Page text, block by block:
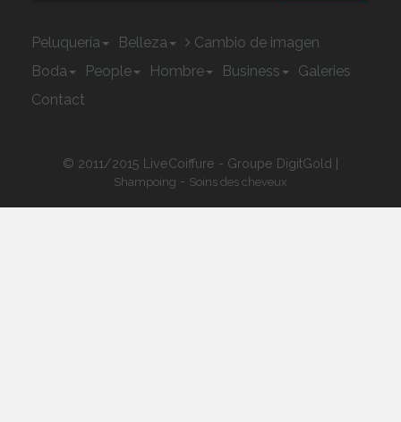
Peluquería Belleza
Cambio de imagen
Boda
People Hombre Business
Galeries
Contact
© 2011/2015 LiveCoiffure - Groupe DigitGold |
Shampoing - Soins des cheveux